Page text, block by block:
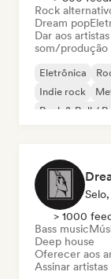
Rock
Dream pop
Dar aos
som/produção
Eletrônica
Indie rock
Rock & Roll /
> 1000
Bass music
Deep house
Oferecer aos
Assinar